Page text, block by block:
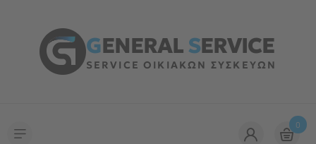
GENERALSERVICE
SERVICE ΟΙΚΙΑΚΩΝ ΣΥΣΚΕΥΩΝ
0